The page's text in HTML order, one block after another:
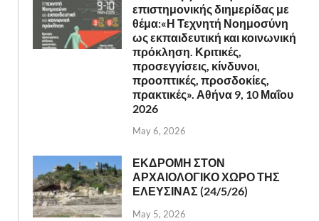
επιστημονικής διημερίδας με
θέμα:«Η Τεχνητή Νοημοσύνη
ως εκπαιδευτική και κοινωνική
πρόκληση. Κριτικές,
προσεγγίσεις, κίνδυνοι,
προοπτικές, προσδοκίες,
πρακτικές». Αθήνα 9, 10 Μαΐου
2026
May 6, 2026
ΕΚΔΡΟΜΗ ΣΤΟΝ
ΑΡΧΑΙΟΛΟΓΙΚΟ ΧΩΡΟ ΤΗΣ
ΕΛΕΥΣΙΝΑΣ (24/5/26)
May 5, 2026